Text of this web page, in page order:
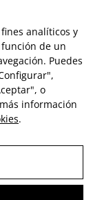
analíticos y
de un
Puedes
o
información
.